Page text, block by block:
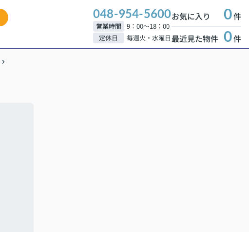
048-954-5600
営業時間
9：00～18：00
定休日
毎週火・水曜日
お気に入り 0件
最近見た物件 0件